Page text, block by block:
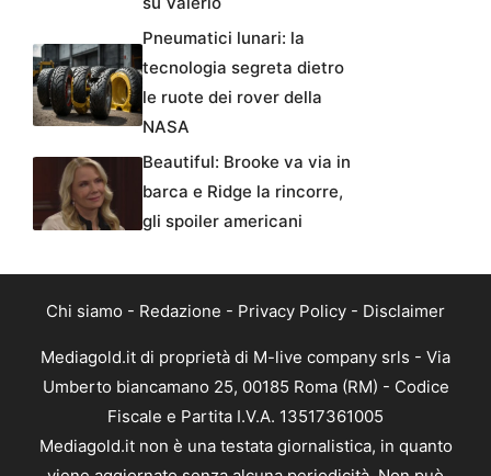
Pneumatici lunari: la
tecnologia segreta dietro
le ruote dei rover della
NASA
Beautiful: Brooke va via in
barca e Ridge la rincorre,
gli spoiler americani
Chi siamo - Redazione - Privacy Policy - Disclaimer
Mediagold.it di proprietà di M-live company srls - Via
Umberto biancamano 25, 00185 Roma (RM) - Codice
Fiscale e Partita I.V.A. 13517361005
Mediagold.it non è una testata giornalistica, in quanto